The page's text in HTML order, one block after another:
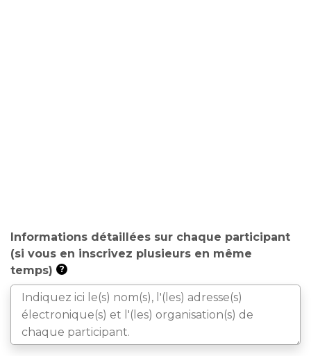
Informations détaillées sur chaque participant
(si vous en inscrivez plusieurs en même
temps)
?